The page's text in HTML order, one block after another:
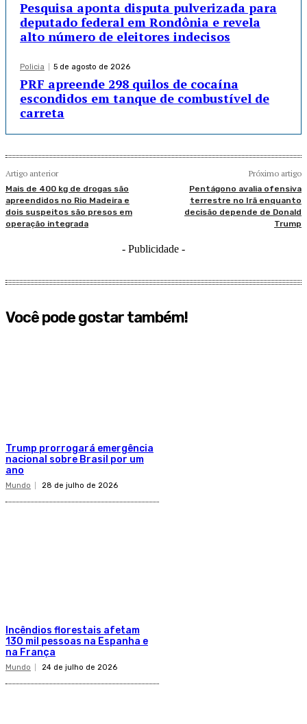
Pesquisa aponta disputa pulverizada para
deputado federal em Rondônia e revela
alto número de eleitores indecisos
Policia 5 de agosto de 2026
PRF apreende 298 quilos de cocaína
escondidos em tanque de combustível de
carreta
Artigo anterior
Mais de 400 kg de drogas são
apreendidos no Rio Madeira e
dois suspeitos são presos em
operação integrada
Próximo artigo
Pentágono avalia ofensiva
terrestre no Irã enquanto
decisão depende de Donald
Trump
- Publicidade -
Você pode gostar também!
Trump prorrogará emergência
nacional sobre Brasil por um
ano
Mundo 28 de julho de 2026
Incêndios florestais afetam
130 mil pessoas na Espanha e
na França
Mundo 24 de julho de 2026